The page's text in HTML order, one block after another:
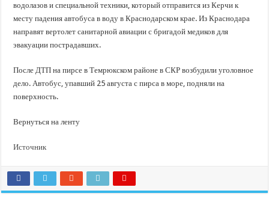
водолазов и специальной техники, который отправится из Керчи к
месту падения автобуса в воду в Краснодарском крае. Из Краснодара
направят вертолет санитарной авиации с бригадой медиков для
эвакуации пострадавших.
После ДТП на пирсе в Темрюкском районе в СКР возбудили уголовное
дело. Автобус, упавший 25 августа с пирса в море, подняли на
поверхность.
Вернуться на ленту
Источник